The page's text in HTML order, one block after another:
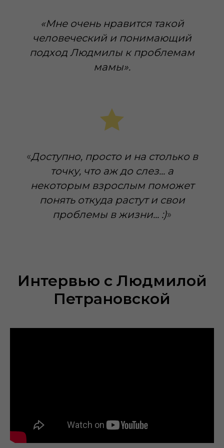
«Мне очень нравится такой
человеческий и понимающий
подход Людмилы к проблемам
мамы».
«Доступно, просто и на столько в
точку, что аж до слез... а
некоторым взрослым поможет
понять откуда растут и свои
проблемы в жизни... :)»
Интервью с Людмилой
Петрановской